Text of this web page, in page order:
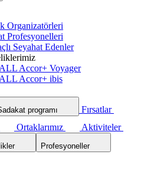
Organizatörleri
Profesyonelleri
Seyahat Edenler
ALL Accor+ Voyager
ALL Accor+ ibis
programı
Fırsatlar
Ortaklarımız Aktiviteler
Profesyoneller